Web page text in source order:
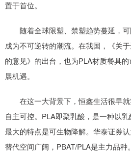
置于首位。
随着全球限塑、禁塑趋势蔓延，可
成为不可逆转的潮流。在我国，《关
的意见》的出台，也为PLA材质餐具
展机遇。
在这一大背景下，恒鑫生活很早就
自主可控。PLA即聚乳酸，是一种以
最大的特点是可生物降解。华泰证券
替代空间广阔，PBAT/PLA是主力品